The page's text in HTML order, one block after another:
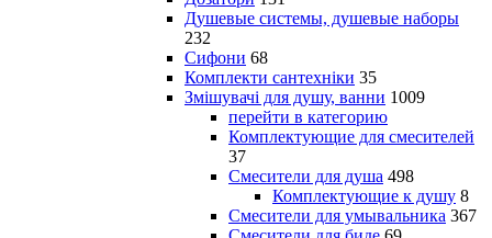
Душевые системы, душевые наборы
232
Сифони 68
Комплекти сантехніки 35
Змішувачі для душу, ванни 1009
перейти в категорию
Комплектующие для смесителей
37
Смесители для душа 498
Комплектующие к душу 8
Смесители для умывальника 367